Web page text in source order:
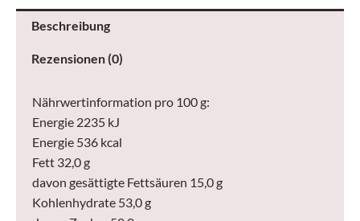
180
Menge
Beschreibung
Rezensionen (0)
Nährwertinformation pro 100 g:
Energie 2235 kJ
Energie 536 kcal
Fett 32,0 g
davon gesättigte Fettsäuren 15,0 g
Kohlenhydrate 53,0 g